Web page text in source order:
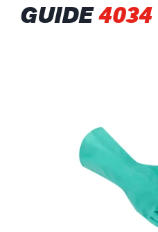
GUIDE4034